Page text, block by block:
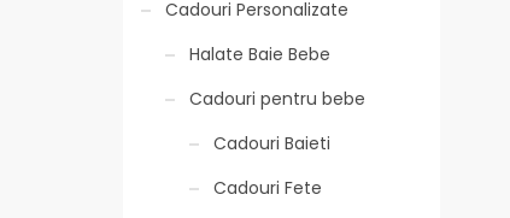
Cadouri Personalizate
Halate Baie Bebe
Cadouri pentru bebe
Cadouri Baieti
Cadouri Fete